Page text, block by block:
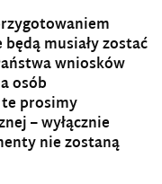
musiały zostać
wniosków
osób
prosimy
– wyłącznie
nie zostaną